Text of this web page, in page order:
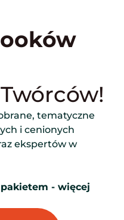
tematyczne
i cenionych
ekspertów w
- więcej